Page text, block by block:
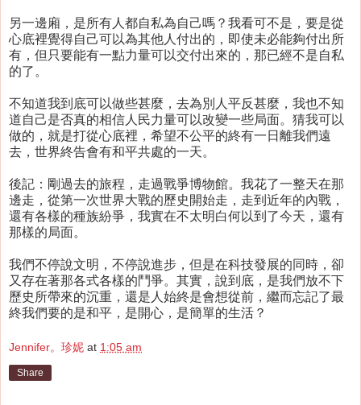
另一邊廂，是所有人都自私為自己嗎？我看可不是，要是從
心底裡覺得自己可以為其他人付出的，即使未必能夠付出所
有，但只要能有一點力量可以交付出來的，那已經不是自私
的了。
不知道我到底可以做些甚麼，去為別人平反甚麼，我也不知
道自己是否真的相信人民力量可以改變一些局面。猜我可以
做的，就是打從心底裡，希望不公平的終有一日離我們遠
去，世界終告會有和平共處的一天。
後記：剛過去的旅程，走過戰爭博物館。我花了一整天在那
邊走，從第一次世界大戰的歷史開始走，走到近年的內戰，
還有各樣的種族紛爭，我實在不太明白何以到了今天，還有
那樣的局面。
我們不停說文明，不停說進步，但是在科技發展的同時，卻
又存在著那各式各樣的鬥爭。其實，說到底，是我們放不下
歷史所帶來的沉重，還是人始終是會想從前，繼而忘記了最
終我們要的是和平，是開心，是簡單的生活？
Jennifer。珍妮 at 1:05 am
Share